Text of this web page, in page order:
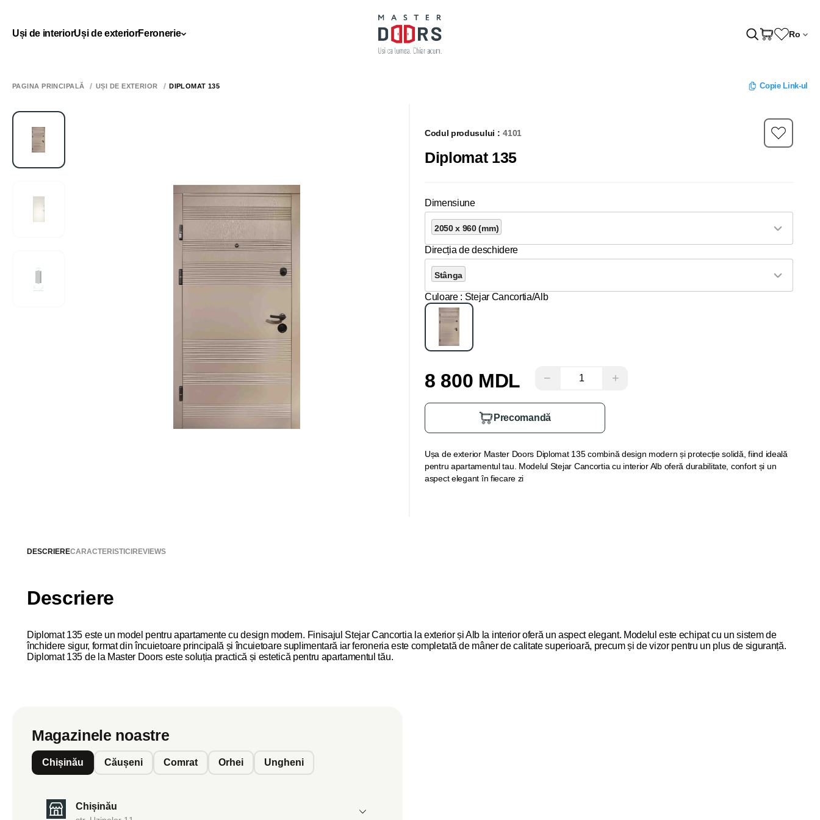
Uși de interiorUși de exteriorFeronerie Ro
PAGINA PRINCIPALĂ UȘI DE EXTERIOR DIPLOMAT 135 Copie Link-ul
Codul produsului : 4101
Diplomat 135
Dimensiune
2050 x 960 (mm)
Direcția de deschidere
Stânga
Culoare : Stejar Cancortia/Alb
8 800 MDL − +
Precomandă
Ușa de exterior Master Doors Diplomat 135 combină design modern și protecție solidă, fiind ideală
pentru apartamentul tau. Modelul Stejar Cancortia cu interior Alb oferă durabilitate, confort și un
aspect elegant în fiecare zi
DESCRIERECARACTERISTICIREVIEWS
Descriere
Diplomat 135 este un model pentru apartamente cu design modern. Finisajul Stejar Cancortia la exterior și Alb la interior oferă un aspect elegant. Modelul este echipat cu un sistem de
închidere sigur, format din încuietoare principală și încuietoare suplimentară iar feroneria este completată de mâner de calitate superioară, precum și de vizor pentru un plus de siguranță.
Diplomat 135 de la Master Doors este soluția practică și estetică pentru apartamentul tău.
Magazinele noastre
Chișinău Căușeni Comrat Orhei Ungheni
Chișinău